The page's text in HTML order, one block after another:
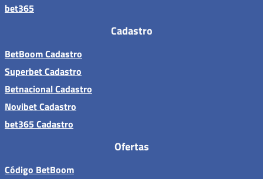
bet365
Cadastro
BetBoom Cadastro
Superbet Cadastro
Betnacional Cadastro
Novibet Cadastro
bet365 Cadastro
Ofertas
Código BetBoom